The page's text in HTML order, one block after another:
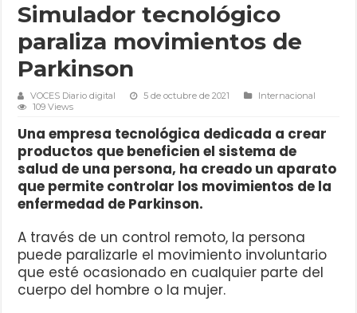
Simulador tecnológico
paraliza movimientos de
Parkinson
VOCES Diario digital 5 de octubre de 2021
Internacional
109 Views
Una empresa tecnológica dedicada a crear
productos que beneficien el sistema de
salud de una persona, ha creado un aparato
que permite controlar los movimientos de la
enfermedad de Parkinson.
A través de un control remoto, la persona
puede paralizarle el movimiento involuntario
que esté ocasionado en cualquier parte del
cuerpo del hombre o la mujer.